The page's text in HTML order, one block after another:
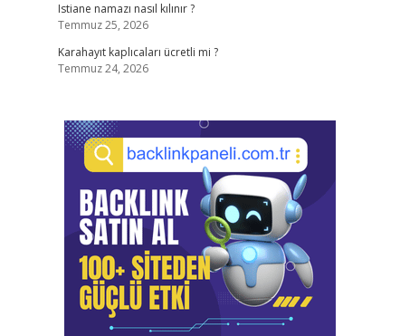
Istiane namazı nasıl kılınır ?
Temmuz 25, 2026
Karahayıt kaplıcaları ücretli mi ?
Temmuz 24, 2026